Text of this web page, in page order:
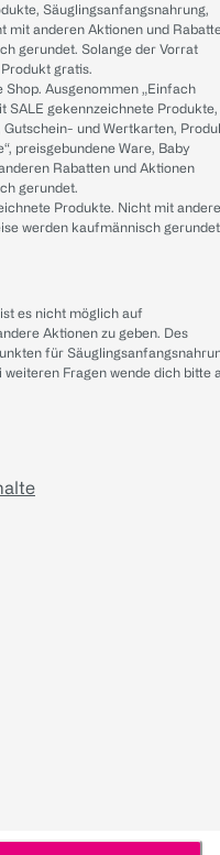
Säuglingsanfangsnahrung,
mit anderen Aktionen und
gerundet. Solange der Vorrat
gratis.
Shop. Ausgenommen „Einfach
SALE gekennzeichnete Produkte,
und Wertkarten,
preisgebundene Ware, Baby
Rabatten und Aktionen
gerundet.
Produkte. Nicht mit
werden kaufmännisch
es nicht möglich auf
Aktionen zu geben. Des
für
weiteren Fragen wende dich bitte